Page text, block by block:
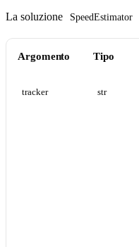
La soluzione SpeedEstimator
Argomento Tipo
tracker str